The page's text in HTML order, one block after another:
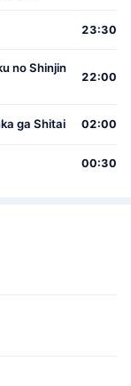
23:30
no Shinjin
22:00
ga Shitai 02:00
00:30